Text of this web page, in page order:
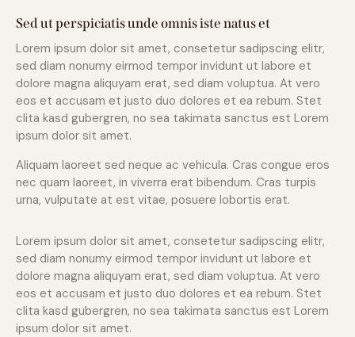
Sed ut perspiciatis unde omnis iste natus et
Lorem ipsum dolor sit amet, consetetur sadipscing elitr,
sed diam nonumy eirmod tempor invidunt ut labore et
dolore magna aliquyam erat, sed diam voluptua. At vero
eos et accusam et justo duo dolores et ea rebum. Stet
clita kasd gubergren, no sea takimata sanctus est Lorem
ipsum dolor sit amet.
Aliquam laoreet sed neque ac vehicula. Cras congue eros
nec quam laoreet, in viverra erat bibendum. Cras turpis
urna, vulputate at est vitae, posuere lobortis erat.
Lorem ipsum dolor sit amet, consetetur sadipscing elitr,
sed diam nonumy eirmod tempor invidunt ut labore et
dolore magna aliquyam erat, sed diam voluptua. At vero
eos et accusam et justo duo dolores et ea rebum. Stet
clita kasd gubergren, no sea takimata sanctus est Lorem
ipsum dolor sit amet.